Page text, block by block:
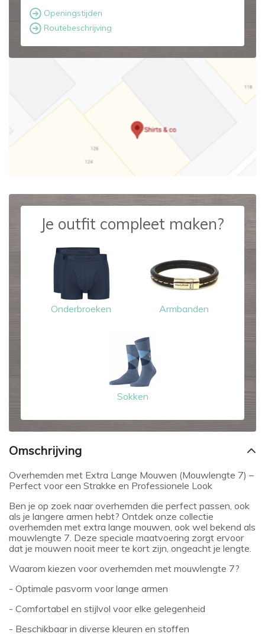
Openingstijden
Routebeschrijving
Je outfit compleet maken?
Onderbroeken Armbanden
Sokken
Omschrijving
Overhemden met Extra Lange Mouwen (Mouwlengte 7) –
Perfect voor een Strakke en Professionele Look
Ben je op zoek naar overhemden die perfect passen, ook
als je langere armen hebt? Ontdek onze collectie
overhemden met extra lange mouwen, ook wel bekend als
mouwlengte 7. Deze speciale maatvoering zorgt ervoor
dat je mouwen nooit meer te kort zijn, ongeacht je lengte.
Waarom kiezen voor overhemden met mouwlengte 7?
- Optimale pasvorm voor lange armen
- Comfortabel en stijlvol voor elke gelegenheid
- Beschikbaar in diverse kleuren en stoffen